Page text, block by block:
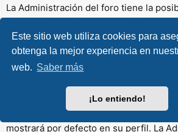
Este sitio web utiliza cookies para
obtenga la mejor experiencia en
web. Saber más
¡Lo entiendo!
La Administración del foro tiene la
color a los usuarios de un grupo para
identificación.
Arriba
¿Qué es un “Grupo de Usuarios
Si es miembro de más de un grupo
“predeterminado” para determinar
mostrará por defecto en su perfil. La